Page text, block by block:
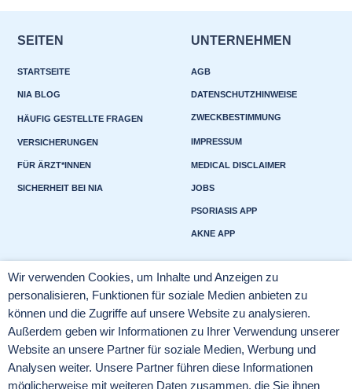
SEITEN
STARTSEITE
NIA BLOG
HÄUFIG GESTELLTE FRAGEN
VERSICHERUNGEN
FÜR ÄRZT*INNEN
SICHERHEIT BEI NIA
UNTERNEHMEN
AGB
DATENSCHUTZHINWEISE
ZWECKBESTIMMUNG
IMPRESSUM
MEDICAL DISCLAIMER
JOBS
PSORIASIS APP
AKNE APP
KONTAKT
NIA HEALTH GMBH
SUPPORT@NIA-HEALTH.DE
PRESSE
SOCIAL MEDIA
Wir verwenden Cookies, um Inhalte und Anzeigen zu
personalisieren, Funktionen für soziale Medien anbieten zu
können und die Zugriffe auf unsere Website zu analysieren.
Außerdem geben wir Informationen zu Ihrer Verwendung unserer
Website an unsere Partner für soziale Medien, Werbung und
Analysen weiter. Unsere Partner führen diese Informationen
möglicherweise mit weiteren Daten zusammen, die Sie ihnen